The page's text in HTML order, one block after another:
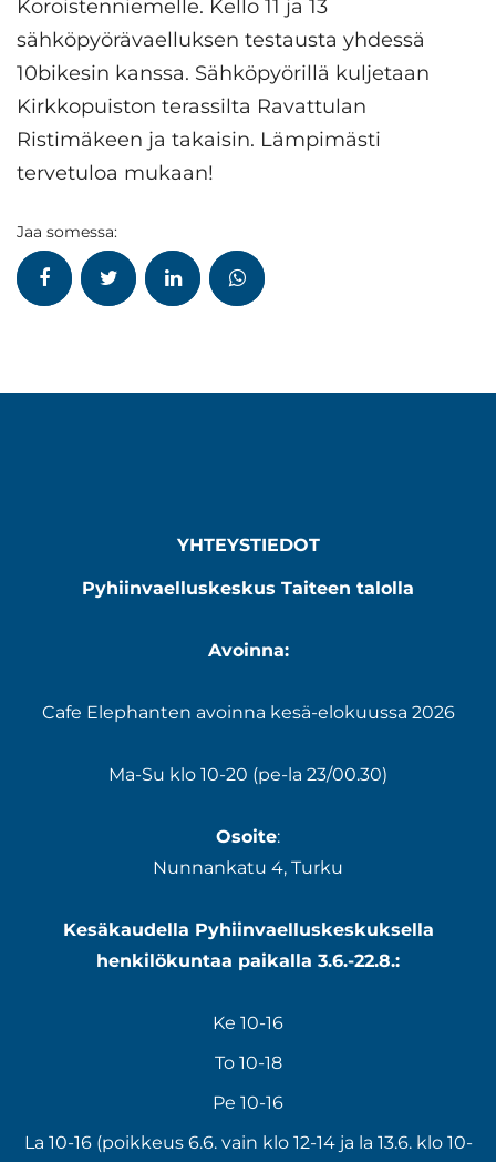
Koroistenniemelle. Kello 11 ja 13
sähköpyörävaelluksen testausta yhdessä
10bikesin kanssa. Sähköpyörillä kuljetaan
Kirkkopuiston terassilta Ravattulan
Ristimäkeen ja takaisin. Lämpimästi
tervetuloa mukaan!
Jaa somessa:
YHTEYSTIEDOT
Pyhiinvaelluskeskus Taiteen talolla
Avoinna:
Cafe Elephanten avoinna kesä-elokuussa 2026
Ma-Su klo 10-20 (pe-la 23/00.30)
Osoite:
Nunnankatu 4, Turku
Kesäkaudella Pyhiinvaelluskeskuksella
henkilökuntaa paikalla 3.6.-22.8.:
Ke 10-16
To 10-18
Pe 10-16
La 10-16 (poikkeus 6.6. vain klo 12-14 ja la 13.6. klo 10-